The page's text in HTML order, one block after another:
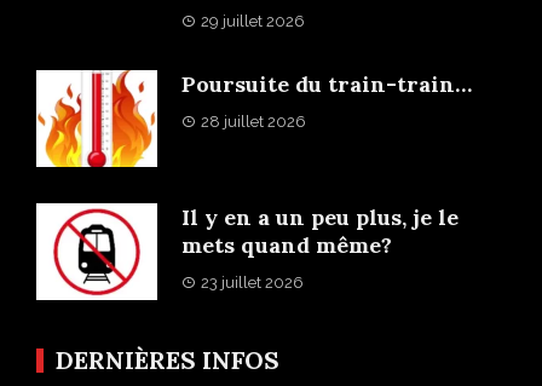
29 juillet 2026
Poursuite du train-train…
28 juillet 2026
Il y en a un peu plus, je le
mets quand même?
23 juillet 2026
DERNIÈRES INFOS